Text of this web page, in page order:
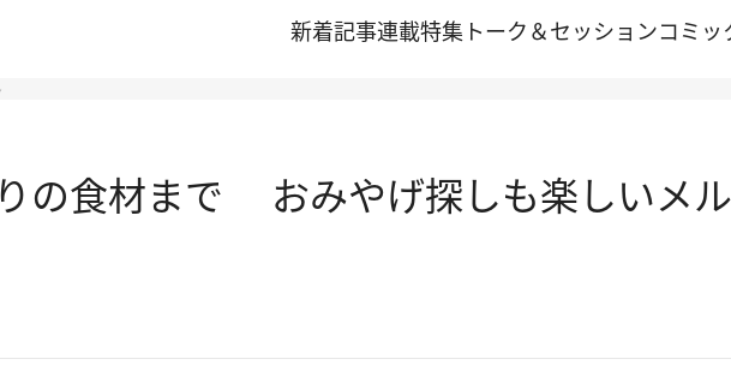
新着記事連載特集 トーク＆セッションコミッ
の食材まで おみやげ探しも楽しいメ